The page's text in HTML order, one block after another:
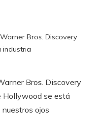
Bros. Discovery
industria